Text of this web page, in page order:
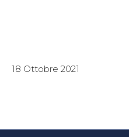
18 Ottobre 2021